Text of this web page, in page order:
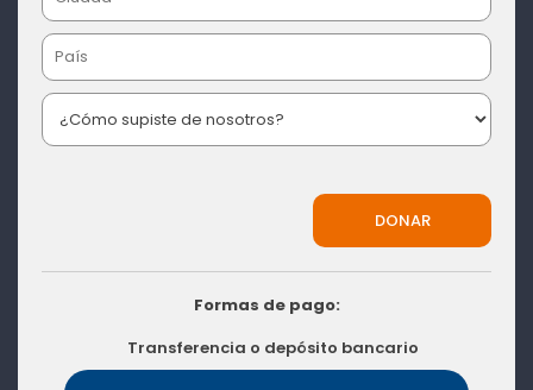
Formas de pago:
Transferencia o depósito bancario